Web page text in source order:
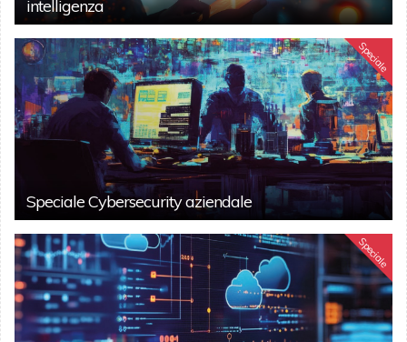
intelligenza
Speciale
Speciale Cybersecurity aziendale
Speciale